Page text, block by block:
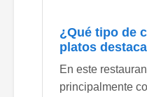
¿Qué tipo de
platos
En este
principalmente